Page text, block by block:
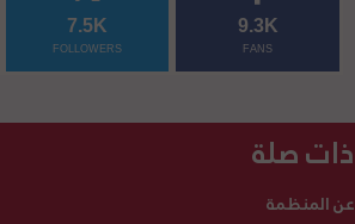
9.3K
FANS
7.5K
FOLLOWERS
ذات صلة
عن المنظمة